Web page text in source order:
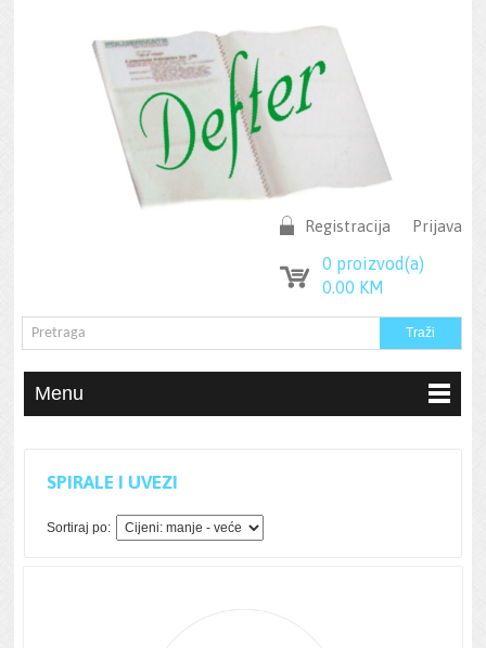
Prijava
Registracija
0 proizvod(a)
0.00 KM
Menu
SPIRALE I UVEZI
Sortiraj po: